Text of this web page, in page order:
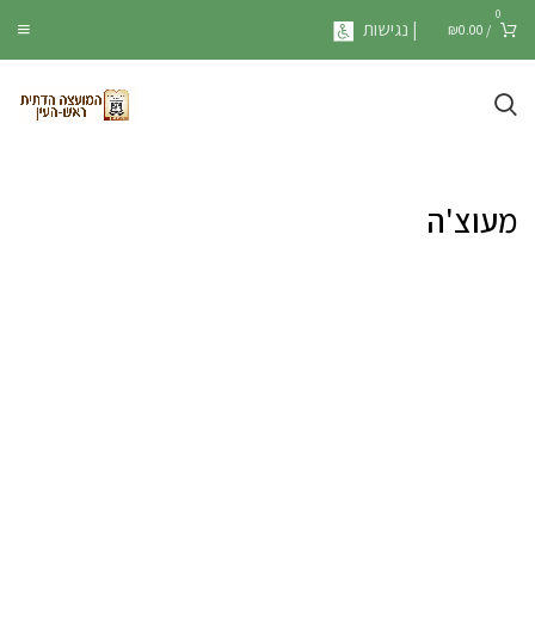
0
/
₪0.00 | נגישות
מעוצ'ה